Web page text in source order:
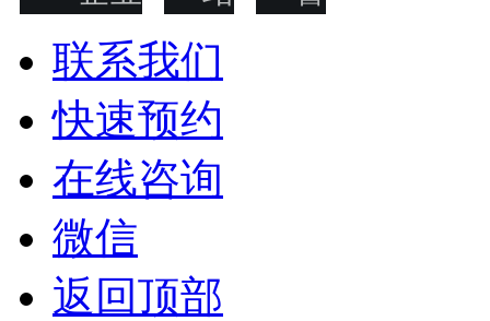
联系我们
快速预约
在线咨询
微信
返回顶部